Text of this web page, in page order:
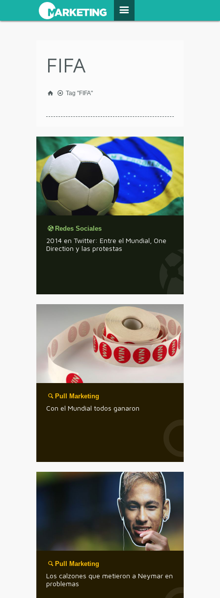
FIFA
Tag "FIFA"
Redes Sociales
2014 en Twitter: Entre el Mundial, One
Direction y las protestas
Pull Marketing
Con el Mundial todos ganaron
Pull Marketing
Los calzones que metieron a Neymar en
problemas